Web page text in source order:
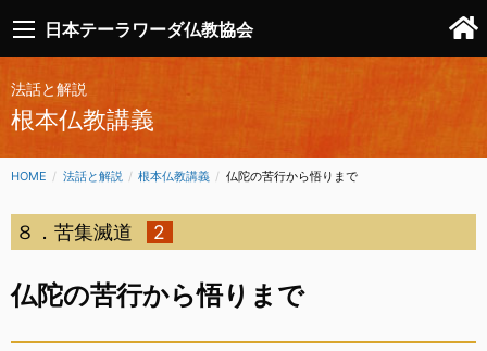
日本テーラワーダ仏教協会
法話と解説
根本仏教講義
HOME 法話と解説 根本仏教講義 CURRENT:
仏陀の苦行から悟りまで
８．苦集滅道 2
仏陀の苦行から悟りまで